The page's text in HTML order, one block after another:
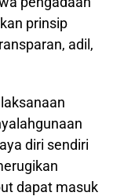
prinsip
adil,
diri sendiri
dapat masuk